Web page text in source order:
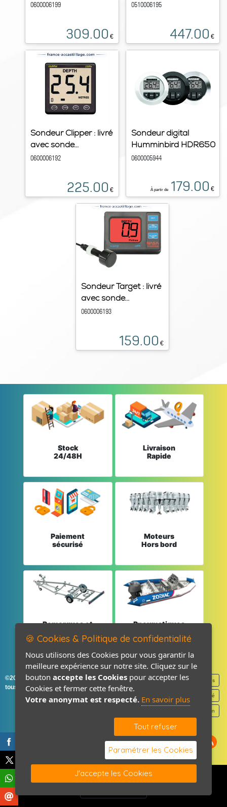
0600006199
309.00 €
0510006195
447.00 €
Sondeur Clipper : livré
avec sonde...
0600006192
225.00 €
Sondeur digital
Humminbird HDR650
0600005944
À partir de 179.00 €
Sondeur Target : livré
avec sonde...
0600006193
159.00 €
Stock
24/48H
Livraison
Rapide
Paiement
sécurisé
Moteurs
Hors bord
Remorques et
Pneumatiques
©2026-2027 France Accastillage
tous droits réservés
Mentions légales
Politique de confidentialité
Contact / Plan
🍪 Cookies & Politique de confidentialité
Nous utilisons des Cookies pour vous garantir la
meilleure expérience sur notre site. Cliquez sur le
bouton accepte les Cookies pour accepter les
Cookies et fermer cette fenêtre.
Votre anonymat est respecté. En savoir plus
Tout refuser
Paramétrer les Cookies
J'accepte les Cookies